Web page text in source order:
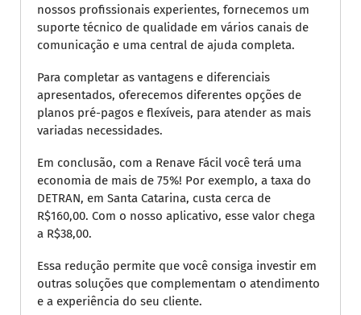
nossos profissionais experientes, fornecemos um
suporte técnico de qualidade em vários canais de
comunicação e uma central de ajuda completa.
Para completar as vantagens e diferenciais
apresentados, oferecemos diferentes opções de
planos pré-pagos e flexíveis, para atender as mais
variadas necessidades.
Em conclusão, com a Renave Fácil você terá uma
economia de mais de 75%! Por exemplo, a taxa do
DETRAN, em Santa Catarina, custa cerca de
R$160,00. Com o nosso aplicativo, esse valor chega
a R$38,00.
Essa redução permite que você consiga investir em
outras soluções que complementam o atendimento
e a experiência do seu cliente.